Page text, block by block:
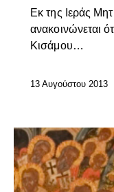
Εκ της Ιεράς
ανακοινώνεται
Κισάμου…
13 Αυγούστου 2013